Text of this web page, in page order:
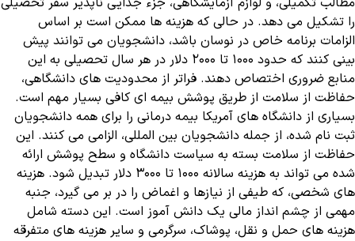
را تشکیل می دهد. در حالی که هزینه ها ممکن است بر اساس
الزامات برنامه خاص در نوسان باشد، دانشجویان می توانند پیش
بینی کنند که حدود 1000 تا 2000 دلار در هر سال تحصیلی به این
منابع ضروری اختصاص دهند. فراتر از محدودیت های دانشگاهی،
حفاظت از سلامت از طریق پوشش بیمه ای کافی بسیار مهم است.
بسیاری از دانشگاه های آمریکا بیمه درمانی را برای همه دانشجویان
ثبت نام شده، از جمله دانشجویان بین المللی، الزامی می کنند. این
حفاظت از سلامت بسته به سیاست دانشگاه و سطح پوشش ارائه
شده می تواند به هزینه سالانه 1000 تا 3000 دلار تبدیل شود. هزینه
های شخصی، که طیفی از نیازها و اغماض را در بر می گیرد، جنبه
مهمی از چشم انداز مالی یک دانش آموز است. این دسته شامل
هزینه های حمل و نقل، پوشاک، سرگرمی و سایر هزینه های متفرقه